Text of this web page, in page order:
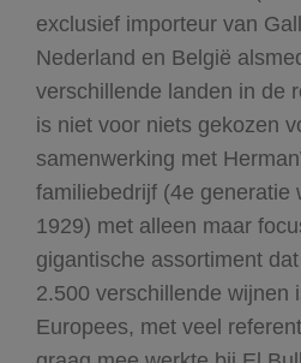
exclusief importeur van
Nederland en België
verschillende landen in de
is niet voor niets gekozen
samenwerking met
familiebedrijf (4e generatie
1929) met alleen maar
gigantische assortiment
2.500 verschillende wijnen
Europees, met veel